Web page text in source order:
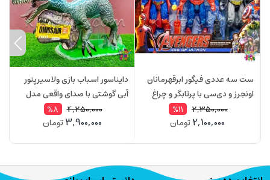
ست سه عددی فیگور ابرقهرمانان
اونجرز و دی‌سی با پرتابگر و چراغ
2,350,000
%11
2,100,000تومان
دایناسور اسباب بازی ولاسیرپتور
آبی گوشتی با صدای واقعی مدل
4,250,000
%8
3,900,000تومان